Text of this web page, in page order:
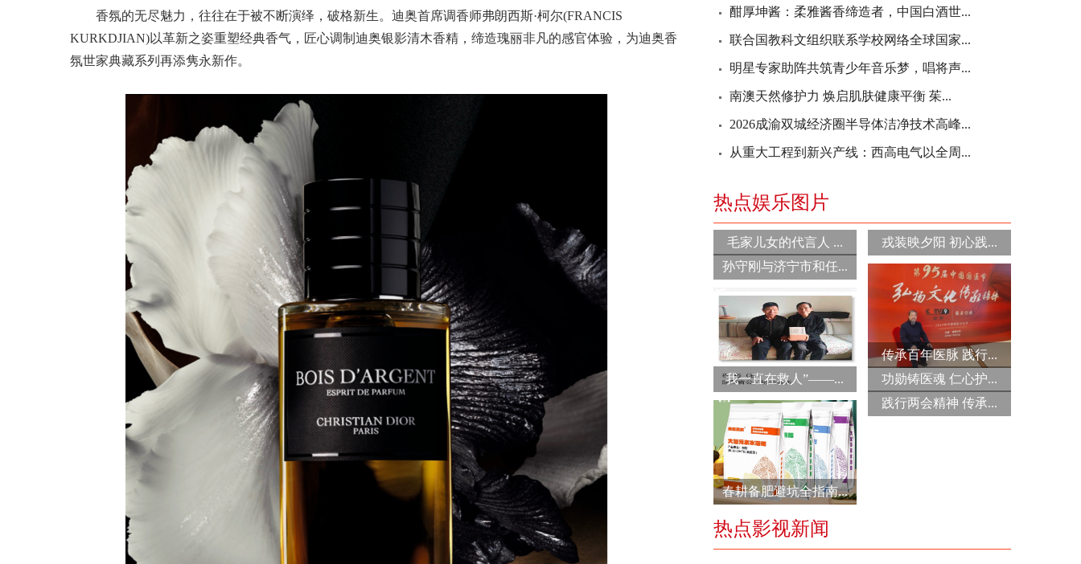
香氛的无尽魅力，往往在于被不断演绎，破格新生。迪奥首席调香师弗朗西斯·柯尔(FRANCIS
KURKDJIAN)以革新之姿重塑经典香气，匠心调制迪奥银影清木香精，缔造瑰丽非凡的感官体验，为迪奥香
氛世家典藏系列再添隽永新作。
酣厚坤酱：柔雅酱香缔造者，中国白酒世...
联合国教科文组织联系学校网络全球国家...
明星专家助阵共筑青少年音乐梦，唱将声...
南澳天然修护力 焕启肌肤健康平衡 茱...
2026成渝双城经济圈半导体洁净技术高峰...
从重大工程到新兴产线：西高电气以全周...
热点娱乐图片
毛家儿女的代言人 ...
戎装映夕阳 初心践...
孙守刚与济宁市和任...
传承百年医脉 践行...
我一直在救人”——...
功勋铸医魂 仁心护...
春耕备肥避坑全指南...
践行两会精神 传承...
热点影视新闻